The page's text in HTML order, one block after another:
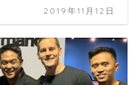
2019年11月12日